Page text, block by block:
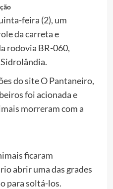
feira (2), um
da carreta e
rodovia BR-060,
do site O Pantaneiro,
foi acionada e
morreram com a
ficaram
abrir uma das grades
para soltá-los.